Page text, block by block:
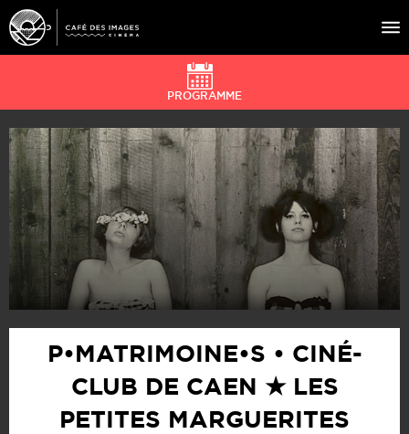
À L’AFFICHE
ÉVÉNEMENTS
CAFÉ DU CINÉ
PRATIQUE
ÉDUCATION AUX IMAGES
PROGRAMME
P•MATRIMOINE•S • CINÉ-
CLUB DE CAEN ★ LES
PETITES MARGUERITES